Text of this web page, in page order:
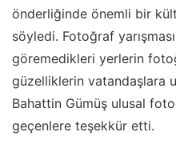
önderliğinde önemli bir
söyledi. Fotoğraf
göremedikleri yerlerin
güzelliklerin vatandaşlara
Bahattin Gümüş ulusal
geçenlere teşekkür etti.